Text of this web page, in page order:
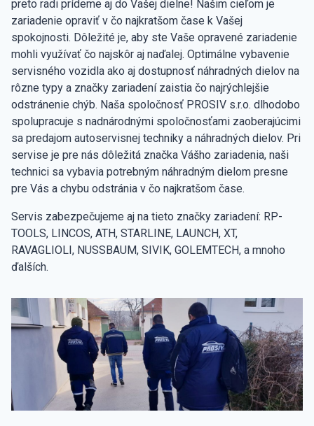
preto radi prídeme aj do Vašej dielne! Našim cieľom je
zariadenie opraviť v čo najkratšom čase k Vašej
spokojnosti. Dôležité je, aby ste Vaše opravené zariadenie
mohli využívať čo najskôr aj naďalej. Optimálne vybavenie
servisného vozidla ako aj dostupnosť náhradných dielov na
rôzne typy a značky zariadení zaistia čo najrýchlejšie
odstránenie chýb. Naša spoločnosť PROSIV s.r.o. dlhodobo
spolupracuje s nadnárodnými spoločnosťami zaoberajúcimi
sa predajom autoservisnej techniky a náhradných dielov. Pri
servise je pre nás dôležitá značka Vášho zariadenia, naši
technici sa vybavia potrebným náhradným dielom presne
pre Vás a chybu odstránia v čo najkratšom čase.
Servis zabezpečujeme aj na tieto značky zariadení: RP-
TOOLS, LINCOS, ATH, STARLINE, LAUNCH, XT,
RAVAGLIOLI, NUSSBAUM, SIVIK, GOLEMTECH, a mnoho
ďalších.